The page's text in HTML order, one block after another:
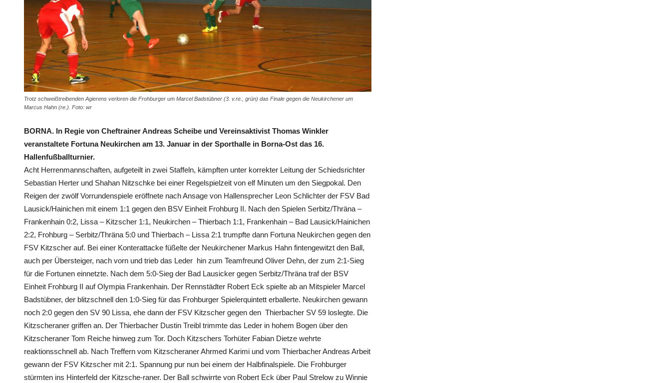
Trotz schweißtreibenden Agierens verloren die Frohburger um Marcel Badstübner (3. v.re., grün) das Finale gegen die Neukirchener um
Marcus Hahn (re.). Foto: wr
BORNA. In Regie von Cheftrainer Andreas Scheibe und Vereinsaktivist Thomas Winkler
veranstaltete Fortuna Neukirchen am 13. Januar in der Sporthalle in Borna-Ost das 16.
Hallenfußballturnier.
Acht Herrenmannschaften, aufgeteilt in zwei Staffeln, kämpften unter korrekter Leitung der Schiedsrichter
Sebastian Herter und Shahan Nitzschke bei einer Regelspielzeit von elf Minuten um den Siegpokal. Den
Reigen der zwölf Vorrundenspiele eröffnete nach Ansage von Hallensprecher Leon Schlichter der FSV Bad
Lausick/Hainichen mit einem 1:1 gegen den BSV Einheit Frohburg II. Nach den Spielen Serbitz/Thräna –
Frankenhain 0:2, Lissa – Kitzscher 1:1, Neukirchen – Thierbach 1:1, Frankenhain – Bad Lausick/Hainichen
2:2, Frohburg – Serbitz/Thräna 5:0 und Thierbach – Lissa 2:1 trumpfte dann Fortuna Neukirchen gegen den
FSV Kitzscher auf. Bei einer Konterattacke füßelte der Neukirchener Markus Hahn fintengewitzt den Ball,
auch per Übersteiger, nach vorn und trieb das Leder hin zum Teamfreund Oliver Dehn, der zum 2:1-Sieg
für die Fortunen einnetzte. Nach dem 5:0-Sieg der Bad Lausicker gegen Serbitz/Thräna traf der BSV
Einheit Frohburg II auf Olympia Frankenhain. Der Rennstädter Robert Eck spielte ab an Mitspieler Marcel
Badstübner, der blitzschnell den 1:0-Sieg für das Frohburger Spielerquintett erballerte. Neukirchen gewann
noch 2:0 gegen den SV 90 Lissa, ehe dann der FSV Kitzscher gegen den Thierbacher SV 59 loslegte. Die
Kitzscheraner griffen an. Der Thierbacher Dustin Treibl trimmte das Leder in hohem Bogen über den
Kitzscheraner Tom Reiche hinweg zum Tor. Doch Kitzschers Torhüter Fabian Dietze wehrte
reaktionsschnell ab. Nach Treffern vom Kitzscheraner Ahrmed Karimi und vom Thierbacher Andreas Arbeit
gewann der FSV Kitzscher mit 2:1. Spannung pur nun bei einem der Halbfinalspiele. Die Frohburger
stürmten ins Hinterfeld der Kitzsche-raner. Der Ball schwirrte von Robert Eck über Paul Strelow zu Winnie